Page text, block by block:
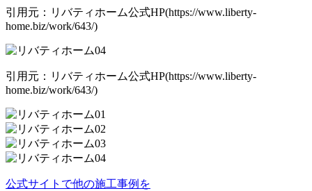
引用元：リバティホーム公式HP(https://www.liberty-
home.biz/work/643/)
引用元：リバティホーム公式HP(https://www.liberty-
home.biz/work/643/)
公式サイトで他の施工事例を